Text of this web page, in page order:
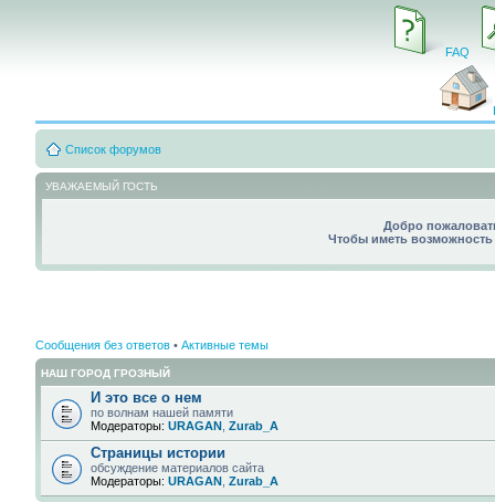
FAQ
Список форумов
УВАЖАЕМЫЙ ГОСТЬ
Добро
Чтобы иметь возможность
Сообщения без ответов • Активные темы
НАШ ГОРОД ГРОЗНЫЙ
И это все о нем
по волнам нашей памяти
Модераторы: URAGAN Zurab_A
Страницы истории
обсуждение материалов сайта
Модераторы: URAGAN Zurab_A